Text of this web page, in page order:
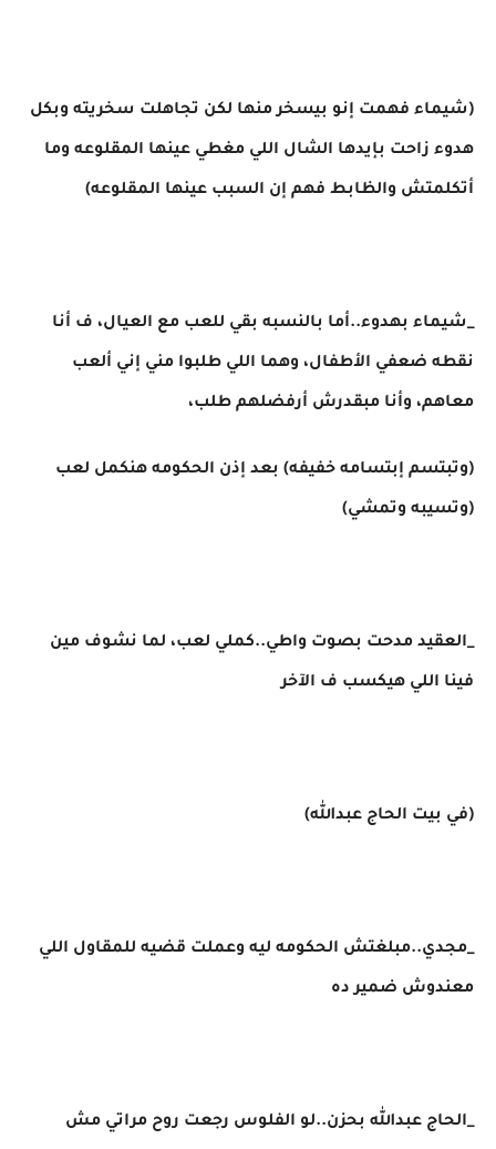
(شيماء فهمت إنو بيسخر منها لكن تجاهلت سخريته وبكل
هدوء زاحت بإيدها الشال اللي مغطي عينها المقلوعه وما
أتكلمتش والظابط فهم إن السبب عينها المقلوعه)
_شيماء بهدوء..أما بالنسبه بقي للعب مع العيال، ف أنا
نقطه ضعفي الأطفال، وهما اللي طلبوا مني إني ألعب
معاهم، وأنا مبقدرش أرفضلهم طلب،
(وتبتسم إبتسامه خفيفه) بعد إذن الحكومه هنكمل لعب
(وتسيبه وتمشي)
_العقيد مدحت بصوت واطي..كملي لعب، لما نشوف مين
فينا اللي هيكسب ف الآخر
(في بيت الحاج عبدالله)
_مجدي..مبلغتش الحكومه ليه وعملت قضيه للمقاول اللي
معندوش ضمير ده
_الحاج عبدالله بحزن..لو الفلوس رجعت روح مراتي مش